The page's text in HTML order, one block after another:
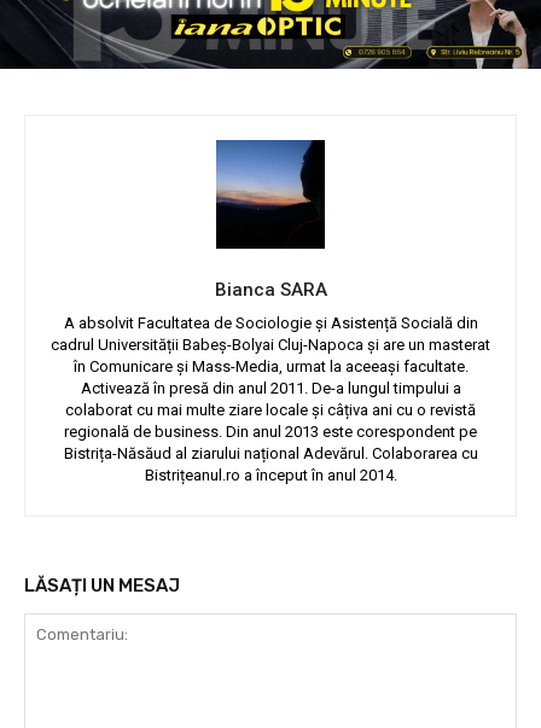
Bianca SARA
A absolvit Facultatea de Sociologie și Asistență Socială din
cadrul Universității Babeș-Bolyai Cluj-Napoca și are un masterat
în Comunicare și Mass-Media, urmat la aceeași facultate.
Activează în presă din anul 2011. De-a lungul timpului a
colaborat cu mai multe ziare locale și câțiva ani cu o revistă
regională de business. Din anul 2013 este corespondent pe
Bistrița-Năsăud al ziarului național Adevărul. Colaborarea cu
Bistrițeanul.ro a început în anul 2014.
LĂSAȚI UN MESAJ